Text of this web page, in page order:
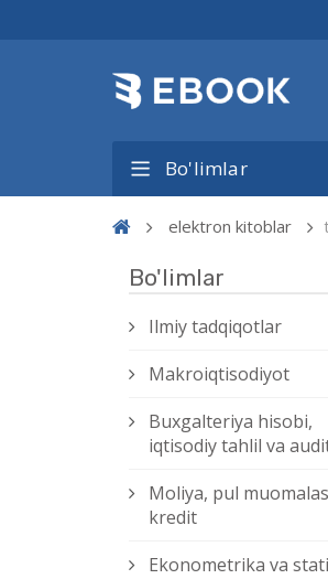
Bo'limlar
elektron kitoblar
Bo'limlar
Ilmiy tadqiqotlar
Makroiqtisodiyot
Buxgalteriya hisobi,
iqtisodiy tahlil va
Moliya, pul
kredit
Ekonometrika va